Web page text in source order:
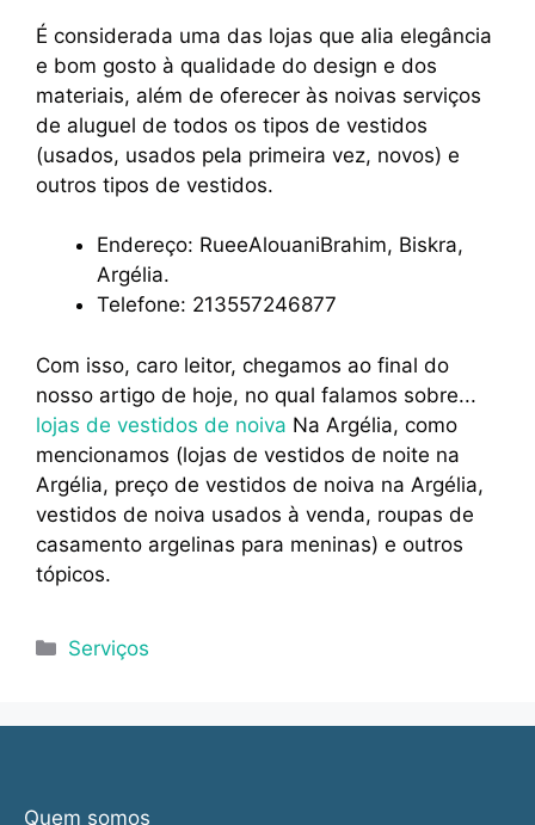
É considerada uma das lojas que alia elegância
e bom gosto à qualidade do design e dos
materiais, além de oferecer às noivas serviços
de aluguel de todos os tipos de vestidos
(usados, usados pela primeira vez, novos) e
outros tipos de vestidos.
Endereço: RueeAlouaniBrahim, Biskra,
Argélia.
Telefone: 213557246877
Com isso, caro leitor, chegamos ao final do
nosso artigo de hoje, no qual falamos sobre...
lojas de vestidos de noiva Na Argélia, como
mencionamos (lojas de vestidos de noite na
Argélia, preço de vestidos de noiva na Argélia,
vestidos de noiva usados à venda, roupas de
casamento argelinas para meninas) e outros
tópicos.
Categorias
Serviços
Quem somos